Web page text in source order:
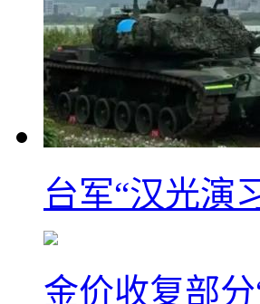
台军“汉光演
金价收复部